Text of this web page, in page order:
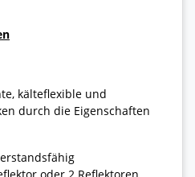
kälteflexible und
durch die Eigenschaften